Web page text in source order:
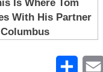
Email